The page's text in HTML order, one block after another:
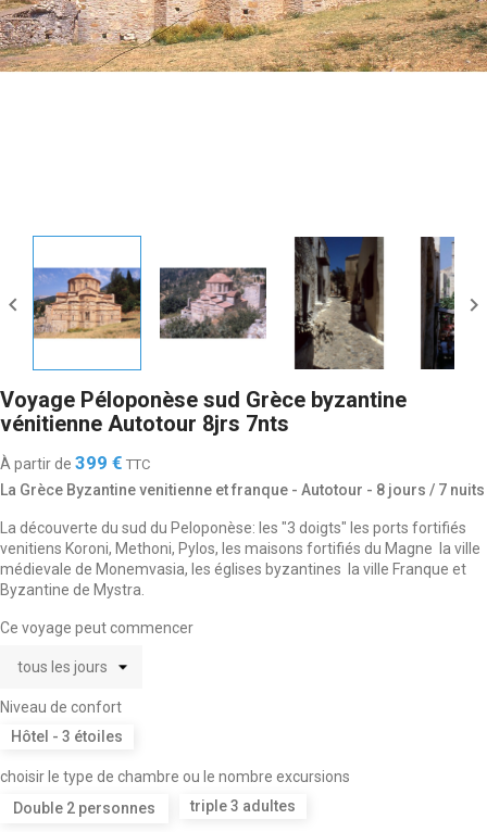
 
Voyage Péloponèse sud Grèce byzantine
vénitienne Autotour 8jrs 7nts
À partir de 399 € TTC
La Grèce Byzantine venitienne et franque - Autotour - 8 jours / 7 nuits
La découverte du sud du Peloponèse: les "3 doigts" les ports fortifiés
venitiens Koroni, Methoni, Pylos, les maisons fortifiés du Magne la ville
médievale de Monemvasia, les églises byzantines la ville Franque et
Byzantine de Mystra.
Ce voyage peut commencer
Niveau de confort
Hôtel - 3 étoiles
choisir le type de chambre ou le nombre excursions
Double 2 personnes
triple 3 adultes